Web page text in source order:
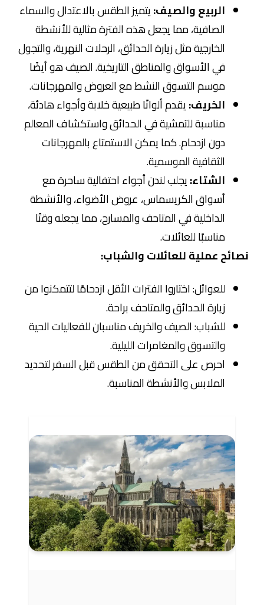
الربيع والصيف:يتميز الطقس بالاعتدال والسماء
الصافية، مما يجعل هذه الفترة مثالية للأنشطة
الخارجية مثل زيارة الحدائق، الرحلات النهرية، والتجول
في الأسواق والمناطق التاريخية. الصيف هو أيضًا
موسم التسوق النشط مع العروض والمهرجانات.
الخريف:يقدم ألوانًا طبيعية خلابة وأجواء هادئة،
مناسبة للتمشية في الحدائق واستكشاف المعالم
دون ازدحام. كما يمكن الاستمتاع بالمهرجانات
الثقافية الموسمية.
الشتاء:يجلب لندن أجواء احتفالية ساحرة مع
أسواق الكريسماس، عروض الأضواء، والأنشطة
الداخلية في المتاحف والمسارح، مما يجعله وقتًا
مناسبًا للعائلات.
نصائح عملية للعائلات والشباب:
للعوائل: اختاروا الفترات الأقل ازدحامًا لتتمكنوا من
زيارة الحدائق والمتاحف براحة.
للشباب: الصيف والخريف مناسبان للفعاليات الحية
والتسوق والمغامرات الليلية.
احرص على التحقق من الطقس قبل السفر لتحديد
الملابس والأنشطة المناسبة.